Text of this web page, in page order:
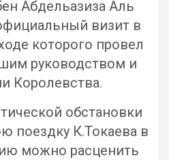
Абдельазиза Аль
визит в
которого провел
руководством и
Королевства.
обстановки
поездку К.Токаева в
можно расценить